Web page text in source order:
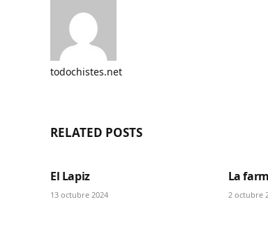
todochistes.net
RELATED POSTS
El Lapiz
13 octubre 2024
La
2 octubre